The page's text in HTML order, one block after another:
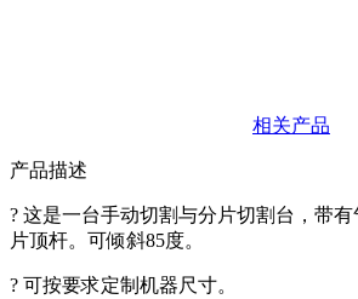
相关产品
产品描述
? 这是一台手动切割与分片切割台，带
片顶杆。可倾斜85度。
? 可按要求定制机器尺寸。